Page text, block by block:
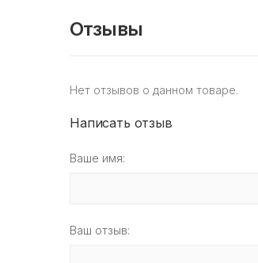
Отзывы
Нет отзывов о данном товаре.
Написать отзыв
Ваше имя:
Ваш отзыв: